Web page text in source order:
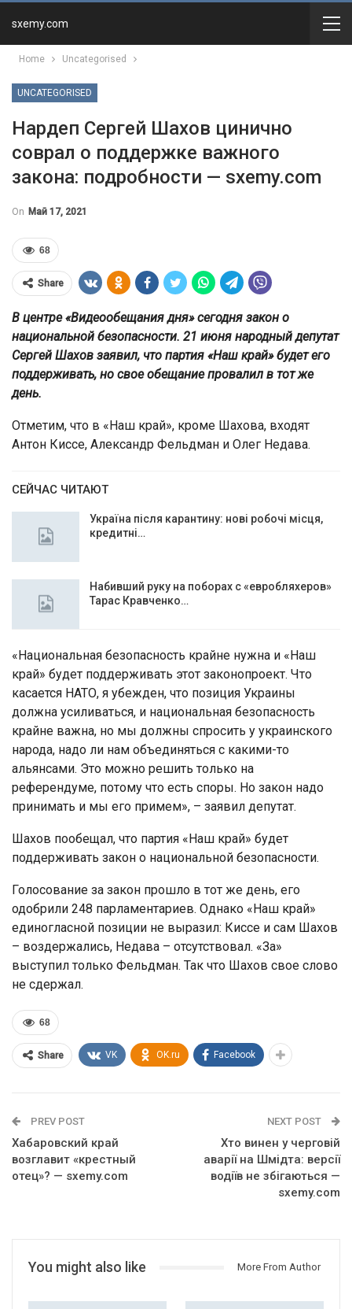
sxemy.com
Home Uncategorised
UNCATEGORISED
Нардеп Сергей Шахов цинично
соврал о поддержке важного
закона: подробности — sxemy.com
On Май 17, 2021
68
Share
В центре «Видеообещания дня» сегодня закон о
национальной безопасности. 21 июня народный депутат
Сергей Шахов заявил, что партия «Наш край» будет его
поддерживать, но свое обещание провалил в тот же
день.
Отметим, что в «Наш край», кроме Шахова, входят
Антон Киссе, Александр Фельдман и Олег Недава.
СЕЙЧАС ЧИТАЮТ
Україна після карантину: нові робочі місця,
кредитні…
Набивший руку на поборах с «евробляхеров»
Тарас Кравченко…
«Национальная безопасность крайне нужна и «Наш
край» будет поддерживать этот законопроект. Что
касается НАТО, я убежден, что позиция Украины
должна усиливаться, и национальная безопасность
крайне важна, но мы должны спросить у украинского
народа, надо ли нам объединяться с какими-то
альянсами. Это можно решить только на
референдуме, потому что есть споры. Но закон надо
принимать и мы его примем», – заявил депутат.
Шахов пообещал, что партия «Наш край» будет
поддерживать закон о национальной безопасности.
Голосование за закон прошло в тот же день, его
одобрили 248 парламентариев. Однако «Наш край»
единогласной позиции не выразил: Киссе и сам Шахов
– воздержались, Недава – отсутствовал. «За»
выступил только Фельдман. Так что Шахов свое слово
не сдержал.
68
Share VK OK.ru Facebook
PREV POST
Хабаровский край
возглавит «крестный
отец»? — sxemy.com
NEXT POST
Хто винен у черговій
аварії на Шмідта: версії
водіїв не збігаються —
sxemy.com
You might also like More From Author